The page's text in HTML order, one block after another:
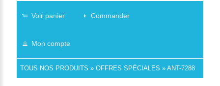
Voir panier Commander
Mon compte
TOUS NOS PRODUITS » OFFRES SPÉCIALES » ANT-7288